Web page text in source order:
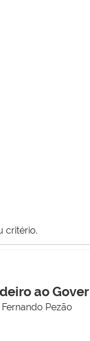
critério.
ao
Pezão